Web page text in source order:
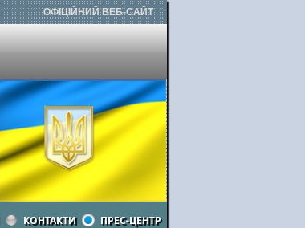
ОФІЦІЙНИЙ ВЕБ-САЙТ
КОНТАКТИ ПРЕС-ЦЕНТР